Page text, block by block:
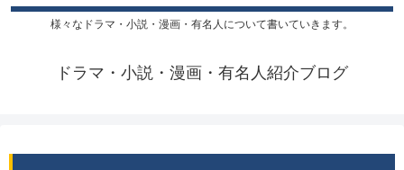
様々なドラマ・小説・漫画・有名人について書いていきます。
ドラマ・小説・漫画・有名人紹介ブログ